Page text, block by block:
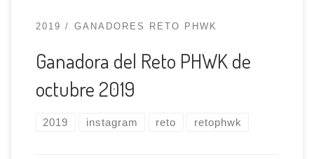
2019 GANADORES RETO PHWK
Ganadora del Reto PHWK de
octubre 2019
2019 instagram reto retophwk